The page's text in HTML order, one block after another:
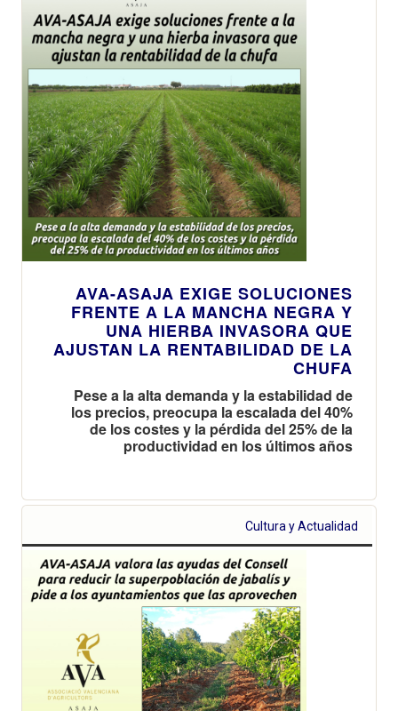
AVA-ASAJA EXIGE SOLUCIONES
FRENTE A LA MANCHA NEGRA Y
UNA HIERBA INVASORA QUE
AJUSTAN LA RENTABILIDAD DE LA
CHUFA
Pese a la alta demanda y la estabilidad de
los precios, preocupa la escalada del 40%
de los costes y la pérdida del 25% de la
productividad en los últimos años
Cultura y Actualidad